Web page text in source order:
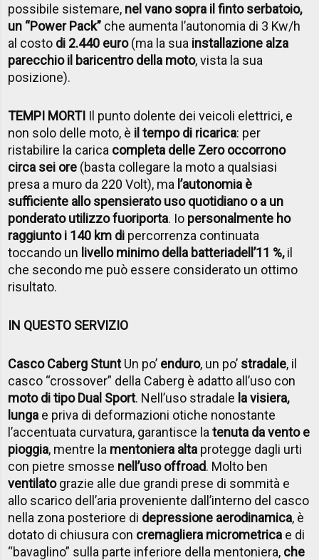
possibile sistemare, nel vano sopra il finto serbatoio,
un “Power Pack” che aumenta l’autonomia di 3 Kw/h
al costo di 2.440 euro(ma la sua installazione alza
parecchio il baricentro della moto, vista la sua
posizione).
TEMPI MORTI Il punto dolente dei veicoli elettrici, e
non solo delle moto, è il tempo di ricarica: per
ristabilire la carica completa delle Zero occorrono
circa sei ore (basta collegare la moto a qualsiasi
presa a muro da 220 Volt), ma l’autonomia è
sufficiente allo spensierato uso quotidiano o a un
ponderato utilizzo fuoriporta. Io personalmente ho
raggiunto i 140 km di percorrenza continuata
toccando un livello minimo della batteriadell’11 %,il
che secondo me può essere considerato un ottimo
risultato.
IN QUESTO SERVIZIO
Casco Caberg StuntUn po’ enduro, un po’ stradale, il
casco “crossover” della Caberg è adatto all’uso con
moto di tipo Dual Sport. Nell’uso stradale la visiera,
lunga e priva di deformazioni otiche nonostante
l’accentuata curvatura, garantisce latenuta da vento e
pioggia, mentre la mentoniera alta protegge dagli urti
con pietre smosse nell’uso offroad. Molto ben
ventilatograzie alle due grandi prese di sommità e
allo scarico dell’aria proveniente dall’interno del casco
nella zona posteriore di depressione aerodinamica, è
dotato di chiusura con cremagliera micrometrica e di
“bavaglino” sulla parte inferiore della mentoniera, che